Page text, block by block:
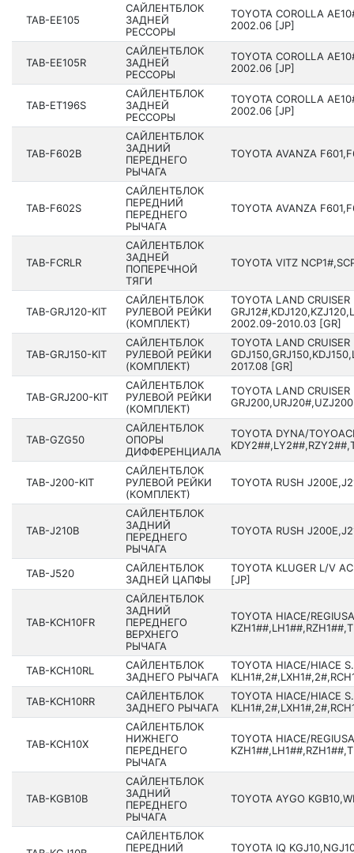
TAB-EE105
САЙЛЕНТБЛОК
ЗАДНЕЙ
РЕССОРЫ
TOYOTA COROLLA
2002.06 [JP]
TAB-EE105R
САЙЛЕНТБЛОК
ЗАДНЕЙ
РЕССОРЫ
TOYOTA COROLLA
2002.06 [JP]
TAB-ET196S
САЙЛЕНТБЛОК
ЗАДНЕЙ
РЕССОРЫ
TOYOTA COROLLA
2002.06 [JP]
TAB-F602B
САЙЛЕНТБЛОК
ЗАДНИЙ
ПЕРЕДНЕГО
РЫЧАГА
TOYOTA AVANZA
TAB-F602S
САЙЛЕНТБЛОК
ПЕРЕДНИЙ
ПЕРЕДНЕГО
РЫЧАГА
TOYOTA AVANZA
TAB-FCRLR
САЙЛЕНТБЛОК
ЗАДНЕЙ
ПОПЕРЕЧНОЙ
ТЯГИ
TOYOTA VITZ
TAB-GRJ120-KIT
САЙЛЕНТБЛОК
РУЛЕВОЙ РЕЙКИ
(КОМПЛЕКТ)
TOYOTA LAND CRUISER
2002.09-2010.03 [GR]
TAB-GRJ150-KIT
САЙЛЕНТБЛОК
РУЛЕВОЙ РЕЙКИ
(КОМПЛЕКТ)
TOYOTA LAND CRUISER
2017.08 [GR]
TAB-GRJ200-KIT
САЙЛЕНТБЛОК
РУЛЕВОЙ РЕЙКИ
(КОМПЛЕКТ)
TOYOTA LAND CRUISER
TAB-GZG50
САЙЛЕНТБЛОК
ОПОРЫ
ДИФФЕРЕНЦИАЛА
TOYOTA DYNA/
TAB-J200-KIT
САЙЛЕНТБЛОК
РУЛЕВОЙ РЕЙКИ
(КОМПЛЕКТ)
TOYOTA RUSH
TAB-J210B
САЙЛЕНТБЛОК
ЗАДНИЙ
ПЕРЕДНЕГО
РЫЧАГА
TOYOTA RUSH
TAB-J520
САЙЛЕНТБЛОК
ЗАДНЕЙ ЦАПФЫ
TOYOTA KLUGER L/V
[JP]
TAB-KCH10FR
САЙЛЕНТБЛОК
ЗАДНИЙ
ПЕРЕДНЕГО
ВЕРХНЕГО
РЫЧАГА
TOYOTA HIACE/
TAB-KCH10RL
САЙЛЕНТБЛОК
ЗАДНЕГО РЫЧАГА
TOYOTA HIACE/HIACE
TAB-KCH10RR
САЙЛЕНТБЛОК
ЗАДНЕГО РЫЧАГА
TOYOTA HIACE/HIACE
TAB-KCH10X
САЙЛЕНТБЛОК
НИЖНЕГО
ПЕРЕДНЕГО
РЫЧАГА
TOYOTA HIACE/
TAB-KGB10B
САЙЛЕНТБЛОК
ЗАДНИЙ
ПЕРЕДНЕГО
РЫЧАГА
TOYOTA AYGO
САЙЛЕНТБЛОК
ПЕРЕДНИЙ
TOYOTA IQ